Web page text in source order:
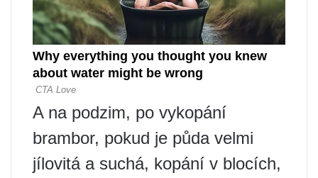
A na podzim, po vykopání
brambor, pokud je půda velmi
jílovitá a suchá, kopání v blocích,